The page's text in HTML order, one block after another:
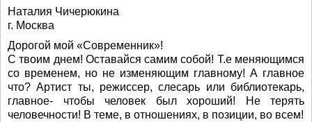
Наталия Чичерюкина
г. Москва
Дорогой мой «Современник»!
С твоим днем! Оставайся самим собой! Т.е меняющимся
со временем, но не изменяющим главному! А главное
что? Артист ты, режиссер, слесарь или библиотекарь,
главное- чтобы человек был хороший! Не терять
человечности! В теме, в отношениях, в позиции, во всем!